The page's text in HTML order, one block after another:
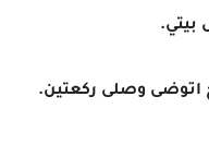
بيتي.
اتوضى وصلى ركعتين.